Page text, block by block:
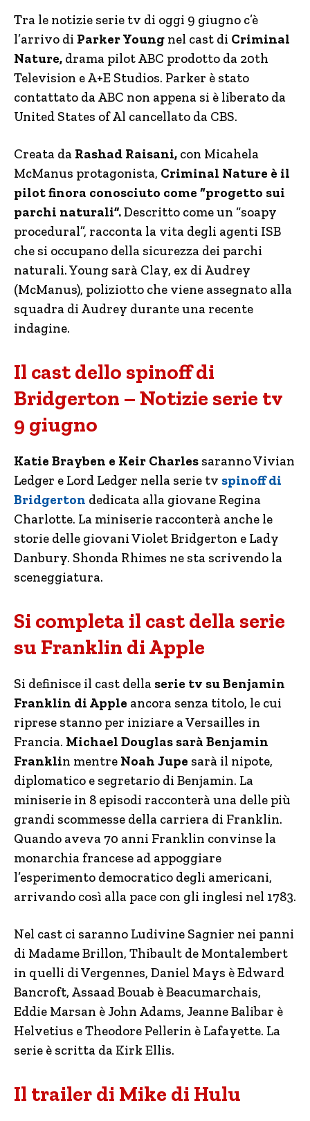
Tra le notizie serie tv di oggi 9 giugno c’è
l’arrivo di Parker Young nel cast di Criminal
Nature, drama pilot ABC prodotto da 20th
Television e A+E Studios. Parker è stato
contattato da ABC non appena si è liberato da
United States of Al cancellato da CBS.
Creata da Rashad Raisani, con Micahela
McManus protagonista, Criminal Nature è il
pilot finora conosciuto come “progetto sui
parchi naturali”.Descritto come un “soapy
procedural”, racconta la vita degli agenti ISB
che si occupano della sicurezza dei parchi
naturali. Young sarà Clay, ex di Audrey
(McManus), poliziotto che viene assegnato alla
squadra di Audrey durante una recente
indagine.
Il cast dello spinoff di
Bridgerton – Notizie serie tv
9 giugno
Katie Brayben e Keir Charles saranno Vivian
Ledger e Lord Ledger nella serie tv spinoff di
Bridgerton dedicata alla giovane Regina
Charlotte. La miniserie racconterà anche le
storie delle giovani Violet Bridgerton e Lady
Danbury. Shonda Rhimes ne sta scrivendo la
sceneggiatura.
Si completa il cast della serie
su Franklin di Apple
Si definisce il cast della serie tv su Benjamin
Franklin di Apple ancora senza titolo, le cui
riprese stanno per iniziare a Versailles in
Francia. Michael Douglas sarà Benjamin
Franklin mentre Noah Jupe sarà il nipote,
diplomatico e segretario di Benjamin. La
miniserie in 8 episodi racconterà una delle più
grandi scommesse della carriera di Franklin.
Quando aveva 70 anni Franklin convinse la
monarchia francese ad appoggiare
l’esperimento democratico degli americani,
arrivando così alla pace con gli inglesi nel 1783.
Nel cast ci saranno Ludivine Sagnier nei panni
di Madame Brillon, Thibault de Montalembert
in quelli di Vergennes, Daniel Mays è Edward
Bancroft, Assaad Bouab è Beacumarchais,
Eddie Marsan è John Adams, Jeanne Balibar è
Helvetius e Theodore Pellerin è Lafayette. La
serie è scritta da Kirk Ellis.
Il trailer di Mike di Hulu